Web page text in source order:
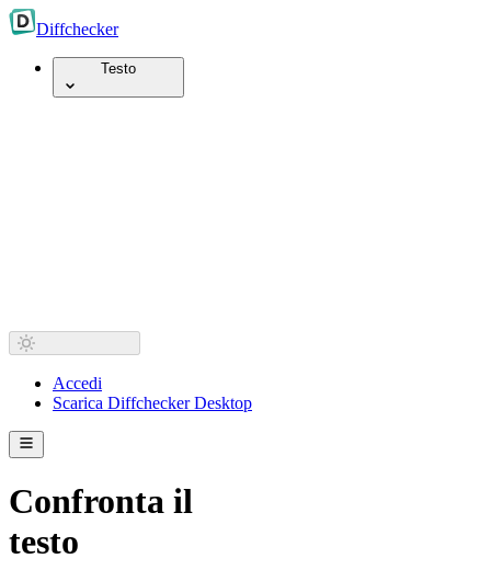
Diffchecker
Testo
Accedi
Scarica Diffchecker Desktop
Confronta il
testo